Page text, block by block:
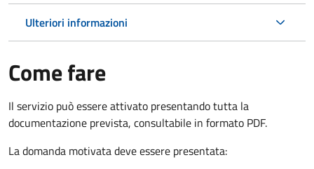
Ulteriori informazioni
Come fare
Il servizio può essere attivato presentando tutta la
documentazione prevista, consultabile in formato PDF.
La domanda motivata deve essere presentata: